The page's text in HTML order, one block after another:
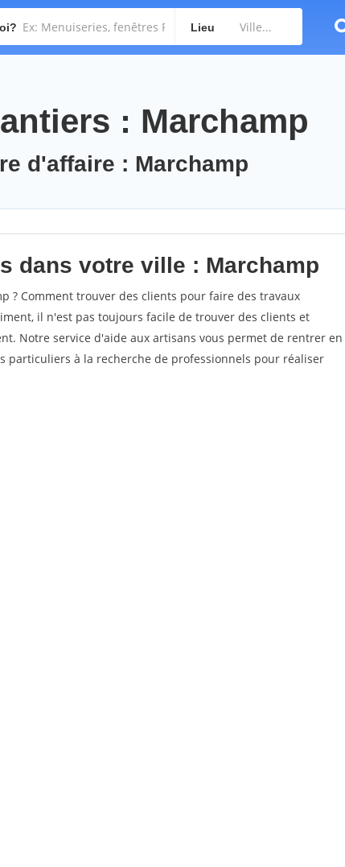
Lieu
: Marchamp
d'affaire : Marchamp
dans votre ville : Marchamp
? Comment trouver des clients pour faire des travaux
il n'est pas toujours facile de trouver des clients et
Notre service d'aide aux artisans vous permet de rentrer en
particuliers à la recherche de professionnels pour réaliser